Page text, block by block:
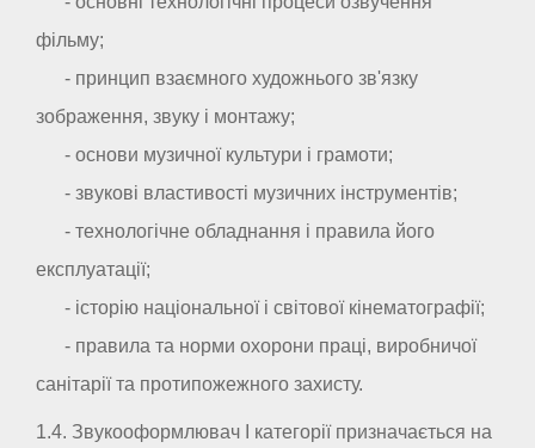
фільму;
- принцип взаємного художнього зв'язку
зображення, звуку і монтажу;
- основи музичної культури і грамоти;
- звукові властивості музичних інструментів;
- технологічне обладнання і правила його
експлуатації;
- історію національної і світової кінематографії;
- правила та норми охорони праці, виробничої
санітарії та протипожежного захисту.
1.4. Звукооформлювач I категорії призначається на